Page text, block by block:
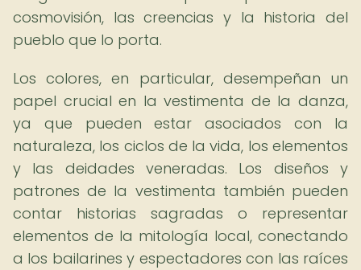
cosmovisión, las creencias y la historia del
pueblo que lo porta.
Los colores, en particular, desempeñan un
papel crucial en la vestimenta de la danza,
ya que pueden estar asociados con la
naturaleza, los ciclos de la vida, los elementos
y las deidades veneradas. Los diseños y
patrones de la vestimenta también pueden
contar historias sagradas o representar
elementos de la mitología local, conectando
a los bailarines y espectadores con las raíces